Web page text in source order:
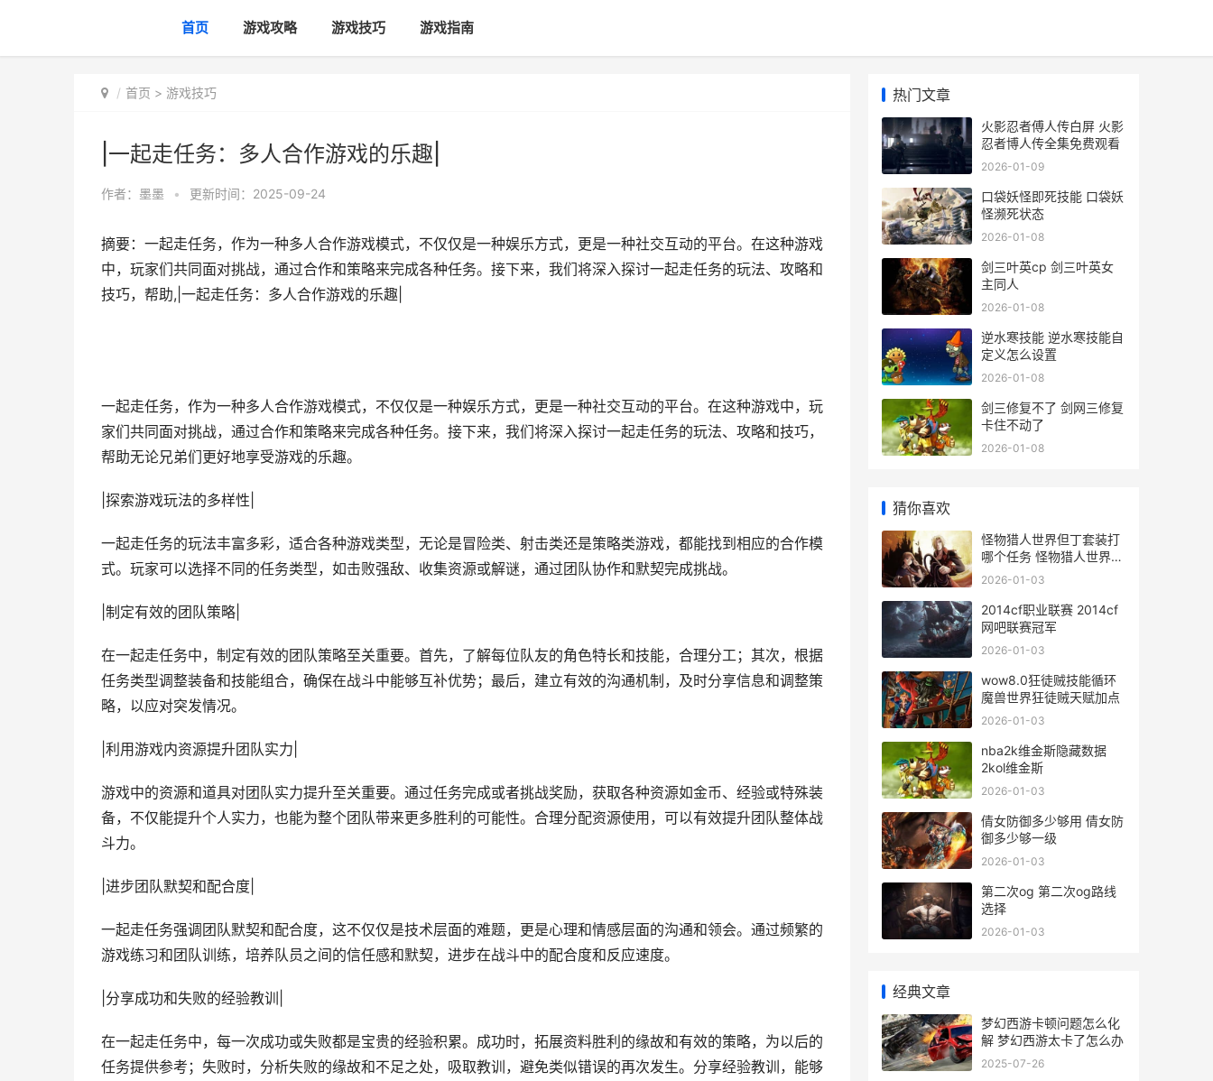
首页 游戏攻略 游戏技巧 游戏指南
首页 > 游戏技巧
|一起走任务：多人合作游戏的乐趣|
作者： 墨墨 • 更新时间：2025-09-24
摘要：一起走任务，作为一种多人合作游戏模式，不仅仅是一种娱乐方式，更是一种社交互动的平台。在这种游戏
中，玩家们共同面对挑战，通过合作和策略来完成各种任务。接下来，我们将深入探讨一起走任务的玩法、攻略和
技巧，帮助,|一起走任务：多人合作游戏的乐趣|
一起走任务，作为一种多人合作游戏模式，不仅仅是一种娱乐方式，更是一种社交互动的平台。在这种游戏中，玩
家们共同面对挑战，通过合作和策略来完成各种任务。接下来，我们将深入探讨一起走任务的玩法、攻略和技巧，
帮助无论兄弟们更好地享受游戏的乐趣。
|探索游戏玩法的多样性|
一起走任务的玩法丰富多彩，适合各种游戏类型，无论是冒险类、射击类还是策略类游戏，都能找到相应的合作模
式。玩家可以选择不同的任务类型，如击败强敌、收集资源或解谜，通过团队协作和默契完成挑战。
|制定有效的团队策略|
在一起走任务中，制定有效的团队策略至关重要。首先，了解每位队友的角色特长和技能，合理分工；其次，根据
任务类型调整装备和技能组合，确保在战斗中能够互补优势；最后，建立有效的沟通机制，及时分享信息和调整策
略，以应对突发情况。
|利用游戏内资源提升团队实力|
游戏中的资源和道具对团队实力提升至关重要。通过任务完成或者挑战奖励，获取各种资源如金币、经验或特殊装
备，不仅能提升个人实力，也能为整个团队带来更多胜利的可能性。合理分配资源使用，可以有效提升团队整体战
斗力。
|进步团队默契和配合度|
一起走任务强调团队默契和配合度，这不仅仅是技术层面的难题，更是心理和情感层面的沟通和领会。通过频繁的
游戏练习和团队训练，培养队员之间的信任感和默契，进步在战斗中的配合度和反应速度。
|分享成功和失败的经验教训|
在一起走任务中，每一次成功或失败都是宝贵的经验积累。成功时，拓展资料胜利的缘故和有效的策略，为以后的
任务提供参考；失败时，分析失败的缘故和不足之处，吸取教训，避免类似错误的再次发生。分享经验教训，能够
热门文章
火影忍者傅人传白屏 火影
忍者博人传全集免费观看
2026-01-09
口袋妖怪即死技能 口袋妖
怪濒死状态
2026-01-08
剑三叶英cp 剑三叶英女
主同人
2026-01-08
逆水寒技能 逆水寒技能自
定义怎么设置
2026-01-08
剑三修复不了 剑网三修复
卡住不动了
2026-01-08
猜你喜欢
怪物猎人世界但丁套装打
哪个任务 怪物猎人世界但
丁外观
2026-01-03
2014cf职业联赛 2014cf
网吧联赛冠军
2026-01-03
wow8.0狂徒贼技能循环
魔兽世界狂徒贼天赋加点
2026-01-03
nba2k维金斯隐藏数据
2kol维金斯
2026-01-03
倩女防御多少够用 倩女防
御多少够一级
2026-01-03
第二次og 第二次og路线
选择
2026-01-03
经典文章
梦幻西游卡顿问题怎么化
解 梦幻西游太卡了怎么办
2025-07-26